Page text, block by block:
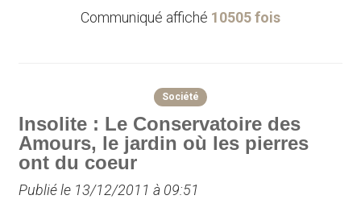
Communiqué affiché 10505 fois
Société
Insolite : Le Conservatoire des
Amours, le jardin où les pierres
ont du coeur
Publié le 13/12/2011 à 09:51